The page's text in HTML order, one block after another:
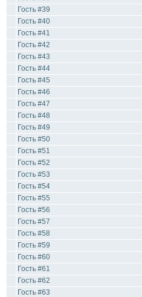
Гость #39
Гость #40
Гость #41
Гость #42
Гость #43
Гость #44
Гость #45
Гость #46
Гость #47
Гость #48
Гость #49
Гость #50
Гость #51
Гость #52
Гость #53
Гость #54
Гость #55
Гость #56
Гость #57
Гость #58
Гость #59
Гость #60
Гость #61
Гость #62
Гость #63